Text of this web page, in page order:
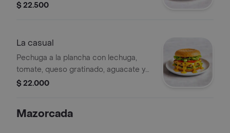
$ 22.500
La casual
Pechuga a la plancha con lechuga,
tomate, queso gratinado, aguacate y
salsa de la casa en pan de
$ 22.000
Mazorcada